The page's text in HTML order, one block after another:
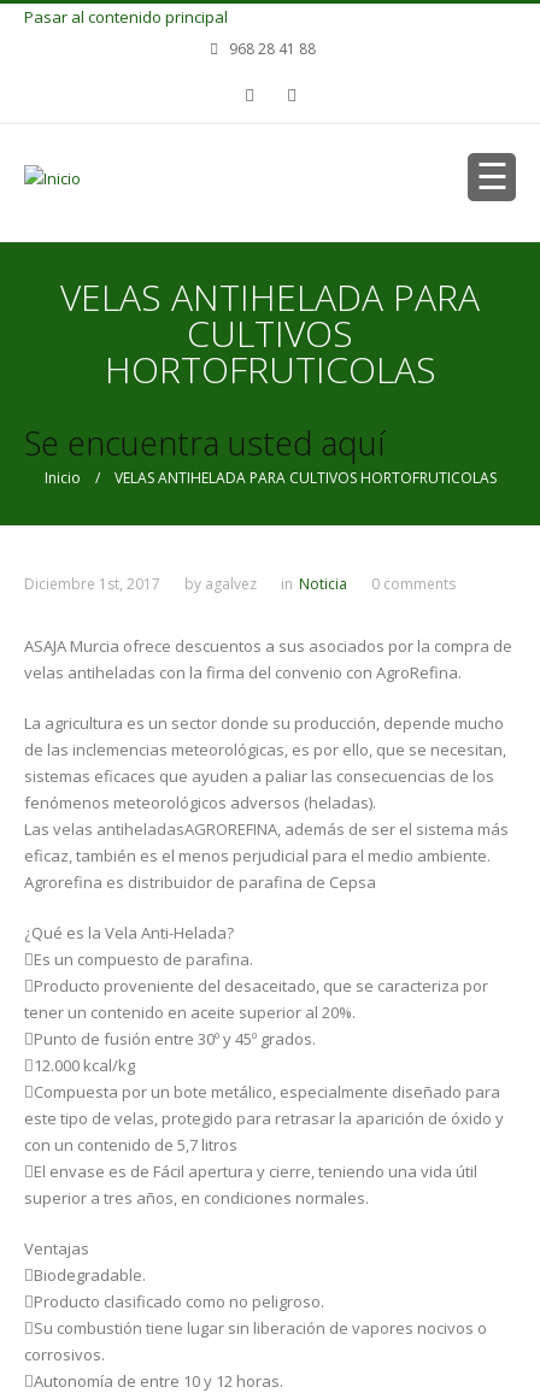
Pasar al contenido principal
968 28 41 88
VELAS ANTIHELADA PARA
CULTIVOS
HORTOFRUTICOLAS
Se encuentra usted aquí
Inicio / VELAS ANTIHELADA PARA CULTIVOS HORTOFRUTICOLAS
Diciembre 1st, 2017 by agalvez in Noticia 0 comments
ASAJA Murcia ofrece descuentos a sus asociados por la compra de
velas antiheladas con la firma del convenio con AgroRefina.
La agricultura es un sector donde su producción, depende mucho
de las inclemencias meteorológicas, es por ello, que se necesitan,
sistemas eficaces que ayuden a paliar las consecuencias de los
fenómenos meteorológicos adversos (heladas).
Las velas antiheladasAGROREFINA, además de ser el sistema más
eficaz, también es el menos perjudicial para el medio ambiente.
Agrorefina es distribuidor de parafina de Cepsa
¿Qué es la Vela Anti-Helada?
Es un compuesto de parafina.
Producto proveniente del desaceitado, que se caracteriza por
tener un contenido en aceite superior al 20%.
Punto de fusión entre 30º y 45º grados.
12.000 kcal/kg
Compuesta por un bote metálico, especialmente diseñado para
este tipo de velas, protegido para retrasar la aparición de óxido y
con un contenido de 5,7 litros
El envase es de Fácil apertura y cierre, teniendo una vida útil
superior a tres años, en condiciones normales.
Ventajas
Biodegradable.
Producto clasificado como no peligroso.
Su combustión tiene lugar sin liberación de vapores nocivos o
corrosivos.
Autonomía de entre 10 y 12 horas.